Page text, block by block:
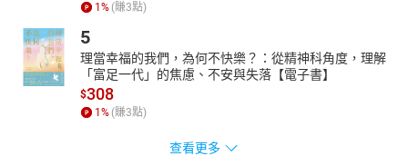
1 % (賺3點)
5
理當幸福的我們，為何不快樂？：從精神科角度，理解
「富足一代」的焦慮、不安與失落【電子書】
$308
1 % (賺3點)
查看更多